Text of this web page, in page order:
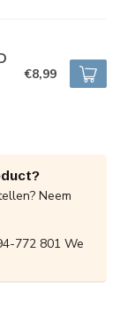
€8,99
Neem
772 801 We